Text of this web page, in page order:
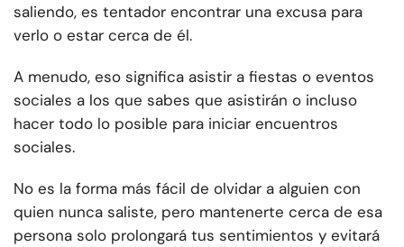
saliendo, es tentador encontrar una excusa para
verlo o estar cerca de él.
A menudo, eso significa asistir a fiestas o eventos
sociales a los que sabes que asistirán o incluso
hacer todo lo posible para iniciar encuentros
sociales.
No es la forma más fácil de olvidar a alguien con
quien nunca saliste, pero mantenerte cerca de esa
persona solo prolongará tus sentimientos y evitará